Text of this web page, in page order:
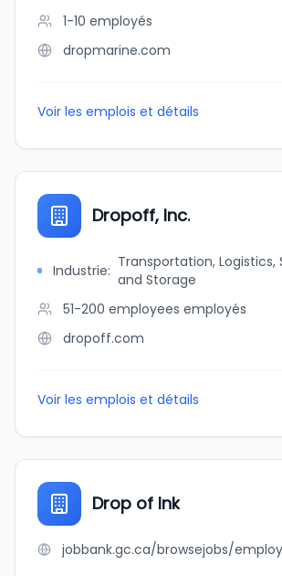
1-10 employés
dropmarine.com
Voir les emplois et détails
Dropoff, Inc.
Industrie: Transportation, Logistics,
and Storage
51-200 employees employés
dropoff.com
Voir les emplois et détails
Drop of Ink